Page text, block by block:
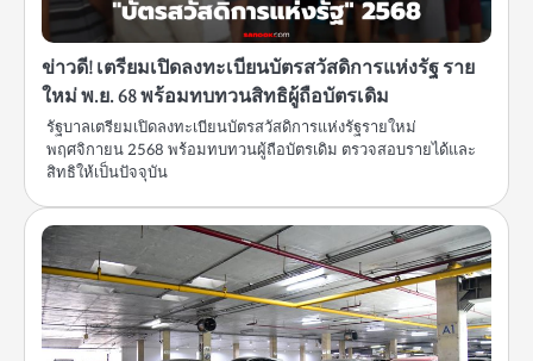
ข่าวดี! เตรียมเปิดลงทะเบียนบัตรสวัสดิการแห่งรัฐ ราย
ใหม่ พ.ย. 68 พร้อมทบทวนสิทธิผู้ถือบัตรเดิม
รัฐบาลเตรียมเปิดลงทะเบียนบัตรสวัสดิการแห่งรัฐรายใหม่
พฤศจิกายน 2568 พร้อมทบทวนผู้ถือบัตรเดิม ตรวจสอบรายได้และ
สิทธิให้เป็นปัจจุบัน